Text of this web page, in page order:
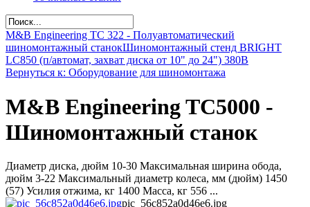
M&B Engineering TС 322 - Полуавтоматический
шиномонтажный станокШиномонтажный стенд BRIGHT
LC850 (п/автомат, захват диска от 10" до 24") 380В
Вернуться к: Оборудование для шиномонтажа
M&B Engineering TС5000 -
Шиномонтажный станок
Диаметр диска, дюйм 10-30 Максимальная ширина обода,
дюйм 3-22 Максимальный диаметр колеса, мм (дюйм) 1450
(57) Усилия отжима, кг 1400 Масса, кг 556 ...
pic_56c852a0d46e6.jpg